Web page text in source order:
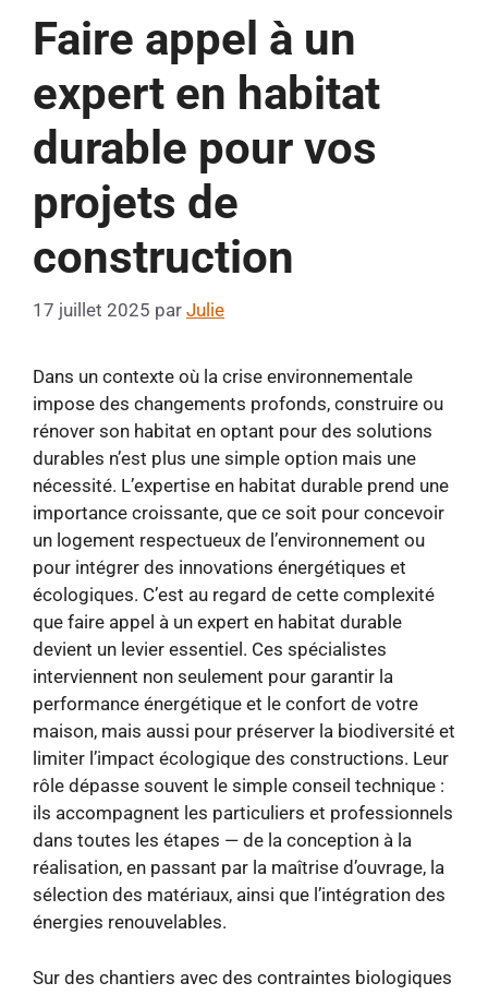
Faire appel à un
expert en habitat
durable pour vos
projets de
construction
17 juillet 2025 par Julie
Dans un contexte où la crise environnementale
impose des changements profonds, construire ou
rénover son habitat en optant pour des solutions
durables n’est plus une simple option mais une
nécessité. L’expertise en habitat durable prend une
importance croissante, que ce soit pour concevoir
un logement respectueux de l’environnement ou
pour intégrer des innovations énergétiques et
écologiques. C’est au regard de cette complexité
que faire appel à un expert en habitat durable
devient un levier essentiel. Ces spécialistes
interviennent non seulement pour garantir la
performance énergétique et le confort de votre
maison, mais aussi pour préserver la biodiversité et
limiter l’impact écologique des constructions. Leur
rôle dépasse souvent le simple conseil technique :
ils accompagnent les particuliers et professionnels
dans toutes les étapes — de la conception à la
réalisation, en passant par la maîtrise d’ouvrage, la
sélection des matériaux, ainsi que l’intégration des
énergies renouvelables.
Sur des chantiers avec des contraintes biologiques